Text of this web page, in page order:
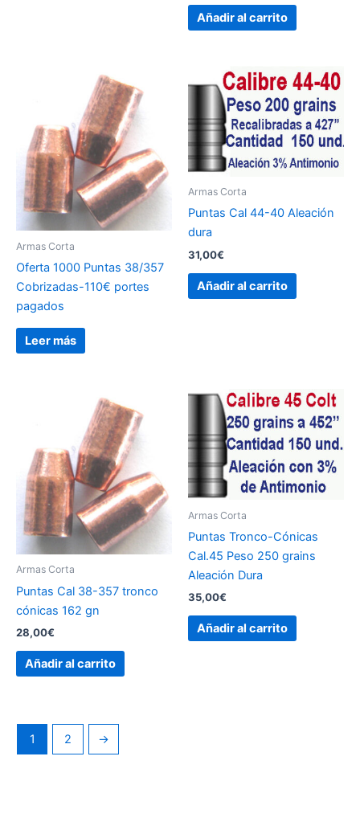
Añadir al carrito
Armas Corta
Oferta 1000 Puntas 38/357
Cobrizadas-110€ portes
pagados
Leer más
Armas Corta
Puntas Cal 44-40 Aleación
dura
31,00€
Añadir al carrito
Armas Corta
Puntas Cal 38-357 tronco
cónicas 162 gn
28,00€
Añadir al carrito
Armas Corta
Puntas Tronco-Cónicas
Cal.45 Peso 250 grains
Aleación Dura
35,00€
Añadir al carrito
1 2 →